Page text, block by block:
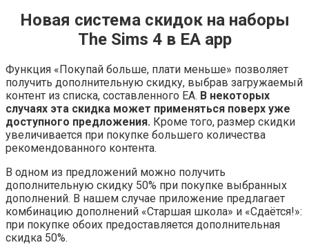
Новая система скидок на наборы
The Sims 4 в EA app
Функция «Покупай больше, плати меньше» позволяет
получить дополнительную скидку, выбрав загружаемый
контент из списка, составленного EA. В некоторых
случаях эта скидка может применяться поверх уже
доступного предложения. Кроме того, размер скидки
увеличивается при покупке большего количества
рекомендованного контента.
В одном из предложений можно получить
дополнительную скидку 50% при покупке выбранных
дополнений. В нашем случае приложение предлагает
комбинацию дополнений «Старшая школа» и «Сдаётся!»:
при покупке обоих предоставляется дополнительная
скидка 50%.